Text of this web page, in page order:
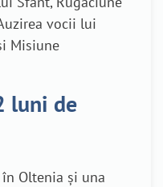
vocii lui
Misiune
luni de
Oltenia și una